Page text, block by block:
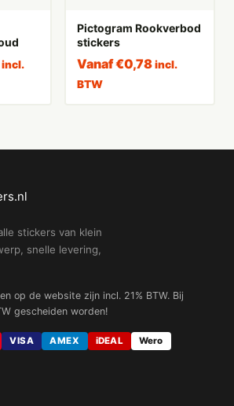
incl.
Pictogram Rookverbod
stickers
Vanaf€0,78 incl.
BTW
stickers van klein
snelle levering,
op de website zijn incl. 21% BTW. Bij
gescheiden worden!
VISA AMEX iDEAL
Wero